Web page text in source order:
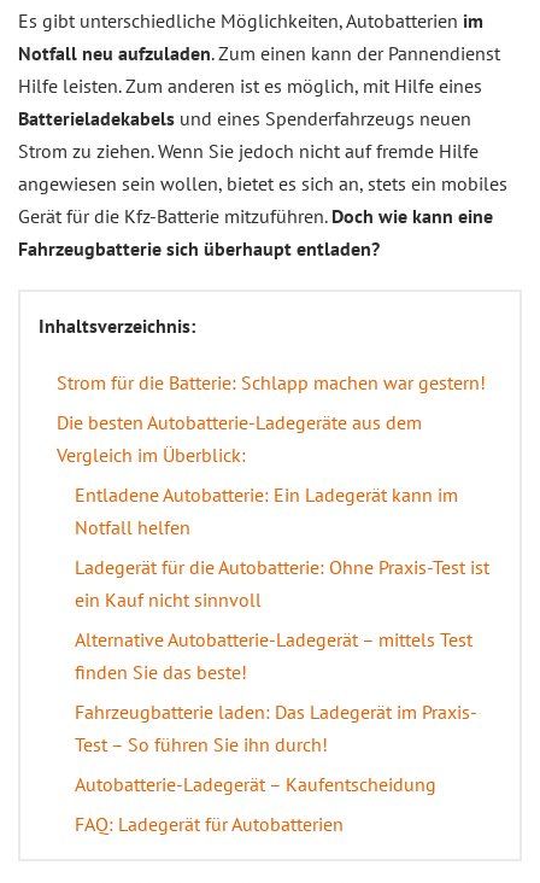
Es gibt unterschiedliche Möglichkeiten, Autobatterien im
Notfall neu aufzuladen. Zum einen kann der Pannendienst
Hilfe leisten. Zum anderen ist es möglich, mit Hilfe eines
Batterieladekabels und eines Spenderfahrzeugs neuen
Strom zu ziehen. Wenn Sie jedoch nicht auf fremde Hilfe
angewiesen sein wollen, bietet es sich an, stets ein mobiles
Gerät für die Kfz-Batterie mitzuführen. Doch wie kann eine
Fahrzeugbatterie sich überhaupt entladen?
Inhaltsverzeichnis:
Strom für die Batterie: Schlapp machen war gestern!
Die besten Autobatterie-Ladegeräte aus dem
Vergleich im Überblick:
Entladene Autobatterie: Ein Ladegerät kann im
Notfall helfen
Ladegerät für die Autobatterie: Ohne Praxis-Test ist
ein Kauf nicht sinnvoll
Alternative Autobatterie-Ladegerät – mittels Test
finden Sie das beste!
Fahrzeugbatterie laden: Das Ladegerät im Praxis-
Test – So führen Sie ihn durch!
Autobatterie-Ladegerät – Kaufentscheidung
FAQ: Ladegerät für Autobatterien